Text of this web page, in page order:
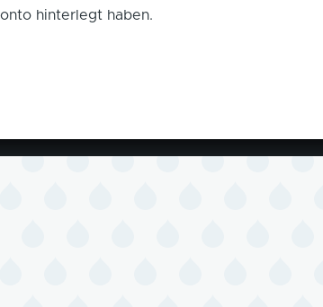
hinterlegt haben.